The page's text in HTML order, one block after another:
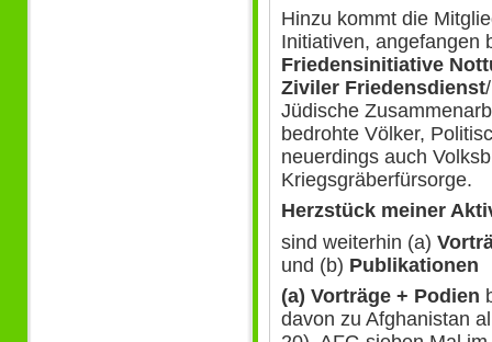
Hinzu kommt die
Initiativen, angefangen
Friedensinitiative
Ziviler Friedensdienst
Jüdische
bedrohte Völker,
neuerdings auch
Kriegsgräberfürsorge.
Herzstück meiner
sind weiterhin (a)
und (b) Publikationen
(a) Vorträge + Podien
davon zu Afghanistan